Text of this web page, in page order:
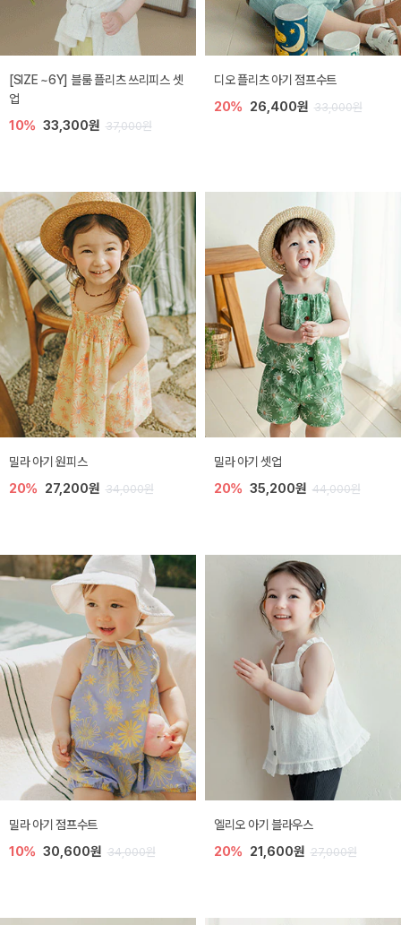
[SIZE ~6Y] 블룸 플리츠 쓰리피스 셋
업
10% 33,300원 37,000원
디오 플리츠 아기 점프수트
20% 26,400원 33,000원
밀라 아기 원피스
20% 27,200원 34,000원
밀라 아기 셋업
20% 35,200원 44,000원
밀라 아기 점프수트
10% 30,600원 34,000원
엘리오 아기 블라우스
20% 21,600원 27,000원